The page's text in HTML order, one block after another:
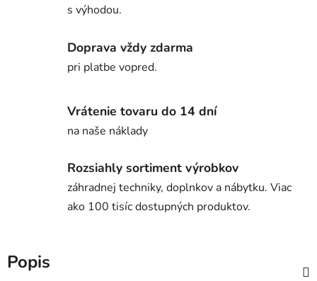
s výhodou.
Doprava vždy zdarma
pri platbe vopred.
Vrátenie tovaru do 14 dní
na naše náklady
Rozsiahly sortiment výrobkov
záhradnej techniky, doplnkov a nábytku. Viac
ako 100 tisíc dostupných produktov.
Popis